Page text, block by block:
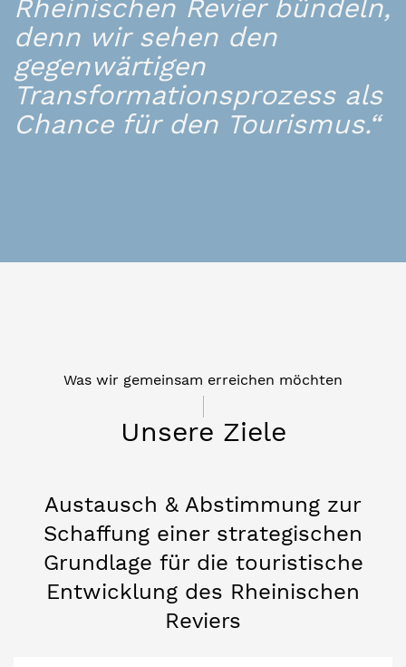
Rheinischen Revier bündeln,
denn wir sehen den
gegenwärtigen
Transformationsprozess als
Chance für den Tourismus.“
Was wir gemeinsam erreichen möchten
Unsere Ziele
Austausch & Abstimmung zur
Schaffung einer strategischen
Grundlage für die touristische
Entwicklung des Rheinischen
Reviers